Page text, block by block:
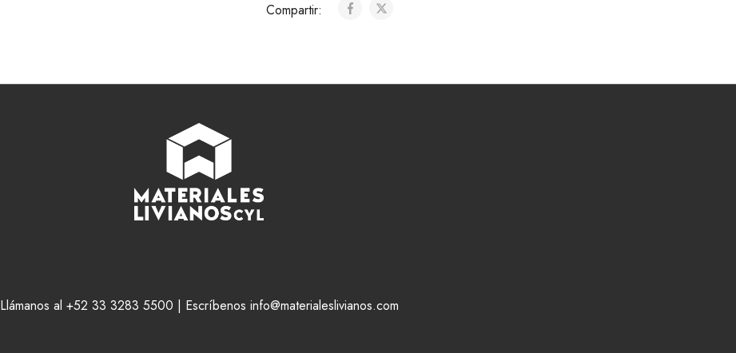
Compartir:
Llámanos al +52 33 3283 5500 | Escríbenos info@materialeslivianos.com